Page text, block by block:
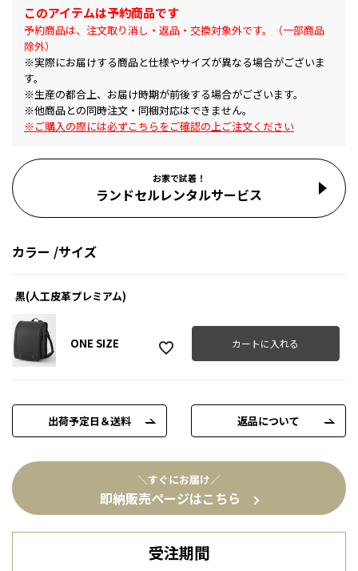
このアイテムは予約商品です
予約商品は、注文取り消し・返品・交換対象外です。（一部商品
除外）
※実際にお届けする商品と仕様やサイズが異なる場合がございま
す。
※生産の都合上、お届け時期が前後する場合がございます。
※他商品との同時注文・同梱対応はできません。
※ご購入の際には必ずこちらをご確認の上ご注文ください
お家で試着！
ランドセルレンタルサービス
カラー サイズ
黒(人工皮革プレミアム)
ONE SIZE カートに入れる
出荷予定日＆送料 返品について
＼すぐにお届け／
即納販売ページはこちら
受注期間